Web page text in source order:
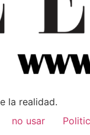
la realidad.
no usar